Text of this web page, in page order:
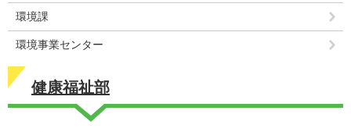
環境課
環境事業センター
健康福祉部